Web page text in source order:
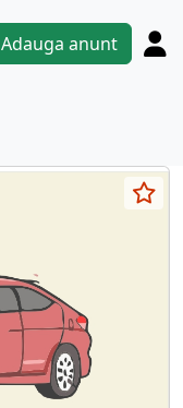
Adauga anunt